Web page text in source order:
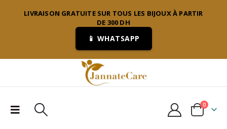
LIVRAISON GRATUITE SUR TOUS LES BIJOUX À PARTIR
DE 300 DH
📱 WHATSAPP
0